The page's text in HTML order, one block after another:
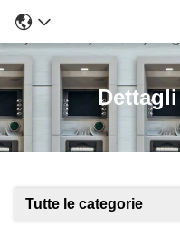
Tutte le categorie